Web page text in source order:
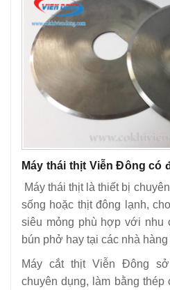
16-Hướng dẫn sử dụng máy
17-Giá máy thái thịt – Các
nhiêu?
Máy thái thịt Viễn Đông có
Máy thái thịt là thiết bị
sống hoặc thịt đông lạnh,
siêu mỏng phù hợp với nhu
bún phở hay tại các nhà
Máy cắt thịt Viễn Đông
chuyên dụng, làm bằng